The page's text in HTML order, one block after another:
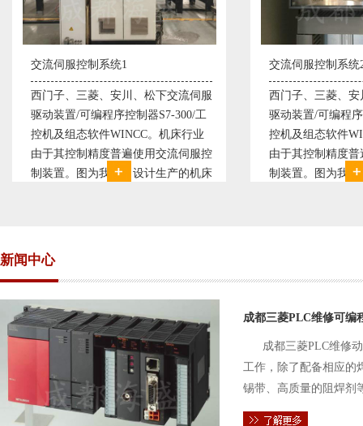
交流伺服控制系统2
西门子、三菱、安川、松下交流伺服
驱动装置/可编程序控制器S7-300/工
控机及组态软件WINCC。机床行业
由于其控制精度普遍使用交流伺服控
制装置。图为我公司设计生产的机床
变频恒压供
变频恒压
极调速技
使供水随
持供水设
点、远传
新闻中心
成都三菱PLC维修可编
成都三菱PLC维修
工作，除了配备相应的
锡带、高质量的阻焊剂
件的电路及通信电缆。